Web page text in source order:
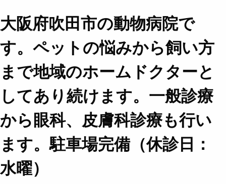
大阪府吹田市の動物病院で
す。ペットの悩みから飼い方
まで地域のホームドクターと
してあり続けます。一般診療
から眼科、皮膚科診療も行い
ます。駐車場完備（休診日：
水曜）